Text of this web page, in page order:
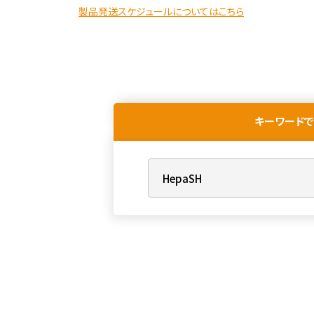
製品発送スケジュールについてはこちら
キーワード